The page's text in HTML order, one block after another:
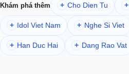
Khám phá thêm + Cho Dien Tu +
+ Idol Viet Nam + Nghe Si Viet
+ Han Duc Hai + Dang Rao Vat